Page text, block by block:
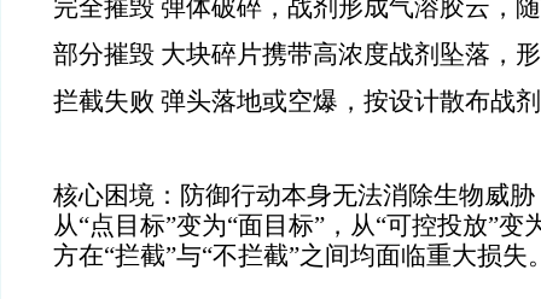
完全摧毁 弹体破碎，战剂形成气溶胶云，
部分摧毁 大块碎片携带高浓度战剂坠落，
拦截失败 弹头落地或空爆，按设计散布战剂
核心困境：防御行动本身无法消除生物威
从“点目标”变为“面目标”，从“可控投放”变
方在“拦截”与“不拦截”之间均面临重大损失